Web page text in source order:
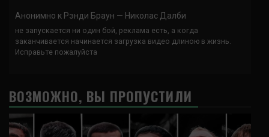
Анонимно к Рэнди Браун — Николас Далби
не запускается ни один бой, реклама есть, а когда
заканчивается начинается загрузка видео длиною в жизнь.
Исправьте пожалуйста
ВОЗМОЖНО, ВЫ ПРОПУСТИЛИ